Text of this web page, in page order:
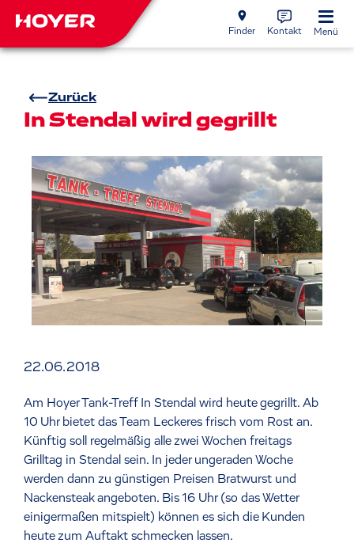
Finder Kontakt Menü
Zurück
In Stendal wird gegrillt
22.06.2018
Am Hoyer Tank-Treff In Stendal wird heute gegrillt. Ab
10 Uhr bietet das Team Leckeres frisch vom Rost an.
Künftig soll regelmäßig alle zwei Wochen freitags
Grilltag in Stendal sein. In jeder ungeraden Woche
werden dann zu günstigen Preisen Bratwurst und
Nackensteak angeboten. Bis 16 Uhr (so das Wetter
einigermaßen mitspielt) können es sich die Kunden
heute zum Auftakt schmecken lassen.